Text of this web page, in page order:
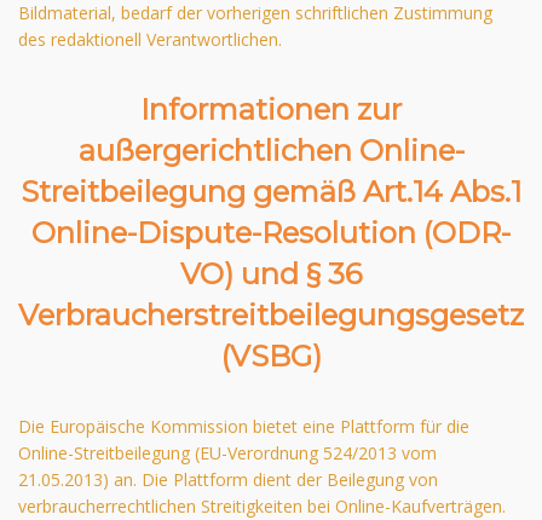
Bildmaterial, bedarf der vorherigen schriftlichen Zustimmung
des redaktionell Verantwortlichen.
Informationen zur
außergerichtlichen Online-
Streitbeilegung gemäß Art.14 Abs.1
Online-Dispute-Resolution (ODR-
VO) und § 36
Verbraucherstreitbeilegungsgesetz
(VSBG)
Die Europäische Kommission bietet eine Plattform für die
Online-Streitbeilegung (EU-Verordnung 524/2013 vom
21.05.2013) an. Die Plattform dient der Beilegung von
verbraucherrechtlichen Streitigkeiten bei Online-Kaufverträgen.